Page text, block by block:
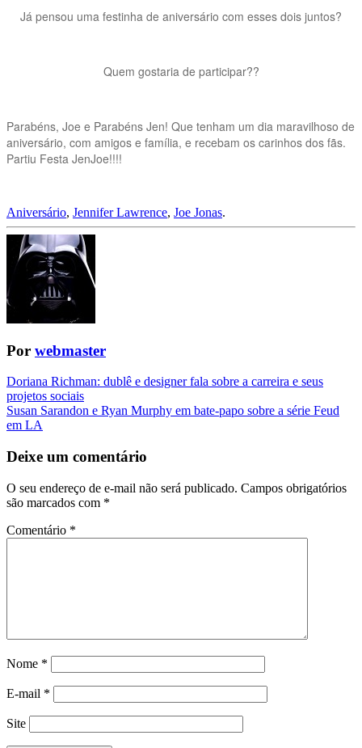
Já pensou uma festinha de aniversário com esses dois juntos?
Quem gostaria de participar??
Parabéns, Joe e Parabéns Jen! Que tenham um dia maravilhoso de
aniversário, com amigos e família, e recebam os carinhos dos fãs.
Partiu Festa JenJoe!!!!
Aniversário, Jennifer Lawrence, Joe Jonas.
Por webmaster
Navegação
da
Postagem
Doriana Richman: dublê e designer fala sobre a carreira e seus
projetos sociais
Susan Sarandon e Ryan Murphy em bate-papo sobre a série Feud
em LA
Deixe um comentário
O seu endereço de e-mail não será publicado. Campos obrigatórios
são marcados com *
Comentário *
Nome *
E-mail *
Site